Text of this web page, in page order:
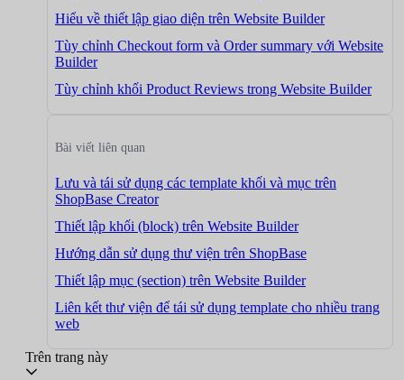
Hiểu về thiết lập giao diện trên Website Builder
Tùy chỉnh Checkout form và Order summary với Website
Builder
Tùy chỉnh khối Product Reviews trong Website Builder
Bài viết liên quan
Lưu và tái sử dụng các template khối và mục trên
ShopBase Creator
Thiết lập khối (block) trên Website Builder
Hướng dẫn sử dụng thư viện trên ShopBase
Thiết lập mục (section) trên Website Builder
Liên kết thư viện để tái sử dụng template cho nhiều trang
web
Trên trang này